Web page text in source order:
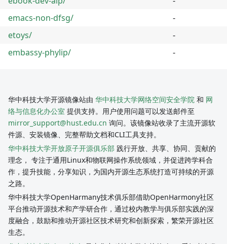
emacs-non-dfsg/
-
etoys/
-
embassy-phylip/
-
华中科技大学开源镜像站由 华中科技大学网络空间安全学院 和 网
络与信息化办公室 提供支持。用户使用问题可以发送邮件至
mirror_support@hust.edu.cn 询问。该镜像站收录了主流开源软
件源、安装镜像、完整帮助文档和CLI工具支持。
华中科技大学开放原子开源俱乐部 践行开放、共享、协同、贡献的
理念， 专注于通用Linux和物联网操作系统领域，并促进跨学科合
作，提升技能，分享知识，为国内开源生态系统打造可持续的开源
之路。
华中科技大学OpenHarmany技术俱乐部借助OpenHarmony社区
平台推动开源技术和产学研合作，通过校内教学与俱乐部实践的深
度融合，鼓励和推动开源社区技术研究和创新探索，繁荣开源社区
生态。